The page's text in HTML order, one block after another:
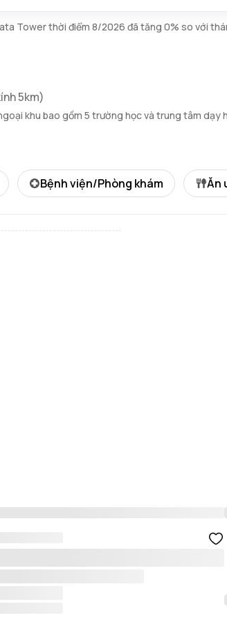
Tower thời điểm 8/2026 đã tăng 0% so với
5km)
khu bao gồm 5 trường học và trung tâm dạy
Bệnh viện/Phòng khám Ăn